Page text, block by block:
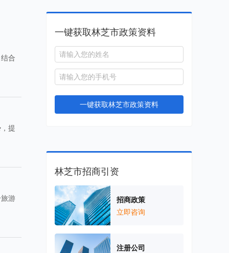
合
提
游
一键获取林芝市政策资料
一键获取林芝市政策资料
林芝市招商引资
招商政策
立即咨询
注册公司